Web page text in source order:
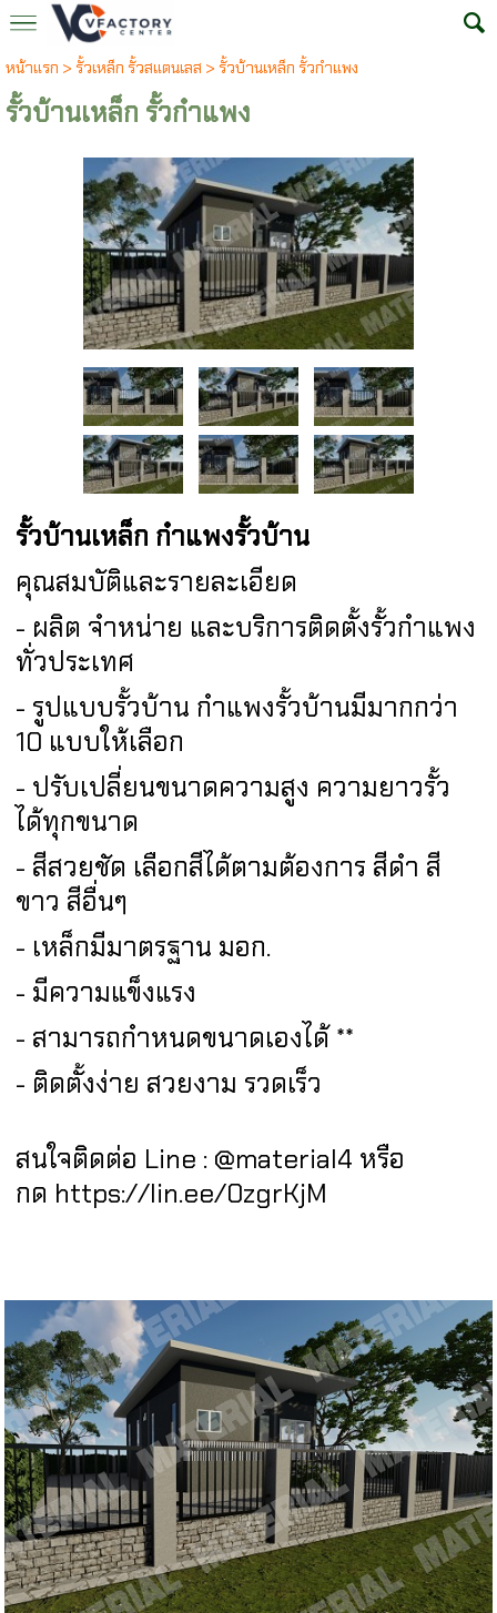
หน้าแรก > รั้วเหล็ก รั้วสแตนเลส> รั้วบ้านเหล็ก รั้วกำแพง
รั้วบ้านเหล็ก รั้วกำแพง
รั้วบ้านเหล็ก กำแพงรั้วบ้าน
คุณสมบัติและรายละเอียด
- ผลิต จำหน่าย และบริการติดตั้งรั้วกำแพง
ทั่วประเทศ
- รูปแบบรั้วบ้าน กำแพงรั้วบ้านมีมากกว่า
10 แบบให้เลือก
- ปรับเปลี่ยนขนาดความสูง ความยาวรั้ว
ได้ทุกขนาด
- สีสวยชัด เลือกสีได้ตามต้องการ สีดำ สี
ขาว สีอื่นๆ
- เหล็กมีมาตรฐาน มอก.
- มีความแข็งแรง
- สามารถกำหนดขนาดเองได้ **
- ติดตั้งง่าย สวยงาม รวดเร็ว
สนใจติดต่อ Line : @material4 หรือ
กด https://lin.ee/0zgrKjM